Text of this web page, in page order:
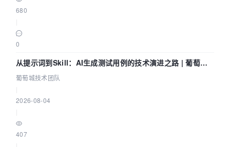
680
0
从提示词到Skill：AI生成测试用例的技术演进之路 | 葡萄城
技术团队
葡萄城技术团队
2026-08-04
407